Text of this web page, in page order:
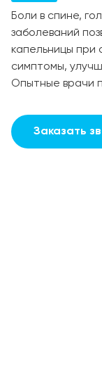
Боли в спине,
заболеваний
капельницы при
симптомы,
Опытные врачи
Заказать